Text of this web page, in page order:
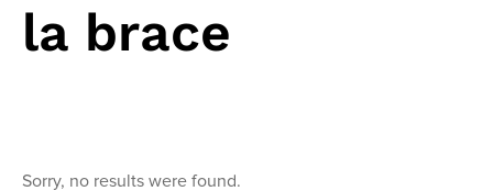
la brace
Sorry, no results were found.